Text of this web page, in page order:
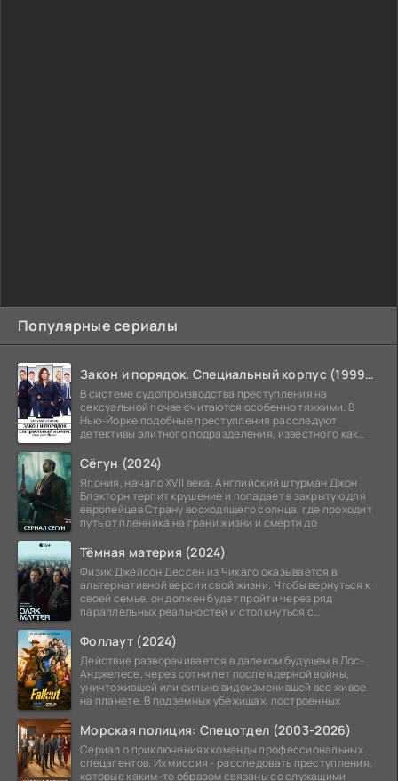
Популярные сериалы
Закон и порядок. Специальный корпус (1999-2026)
В системе судопроизводства преступления на
сексуальной почве считаются особенно тяжкими. В
Нью-Йорке подобные преступления расследуют
детективы элитного подразделения, известного как
Сёгун (2024)
Япония, начало XVII века. Английский штурман Джон
Блэкторн терпит крушение и попадает в закрытую для
европейцев Страну восходящего солнца, где проходит
путь от пленника на грани жизни и смерти до
Тёмная материя (2024)
Физик Джейсон Дессен из Чикаго оказывается в
альтернативной версии свой жизни. Чтобы вернуться к
своей семье, он должен будет пройти через ряд
параллельных реальностей и столкнуться с
Фоллаут (2024)
Действие разворачивается в далеком будущем в Лос-
Анджелесе, через сотни лет после ядерной войны,
уничтожившей или сильно видоизменившей все живое
на планете. В подземных убежищах, построенных
Морская полиция: Спецотдел (2003-2026)
Сериал о приключениях команды профессиональных
спецагентов. Их миссия - расследовать преступления,
которые каким-то образом связаны со служащими